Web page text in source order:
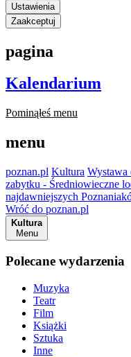
Ustawienia
Zaakceptuj
pagina
Kalendarium
Pominąłeś menu
menu
poznan.pl Kultura Wystawa
zabytku - Średniowieczne
najdawniejszych
Wróć do poznan.pl
Kultura
Menu
Polecane wydarzenia
Muzyka
Teatr
Film
Książki
Sztuka
Inne